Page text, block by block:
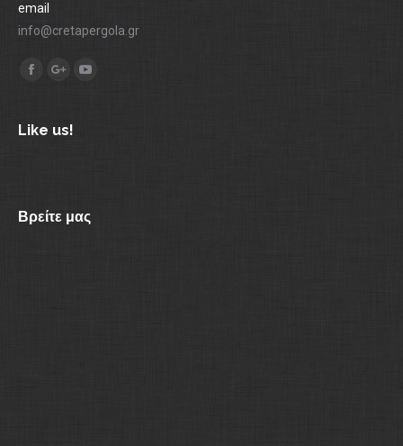
email
info@cretapergola.gr
Find us on:
Facebook
Like us!
Βρείτε μας